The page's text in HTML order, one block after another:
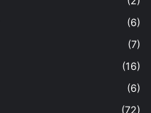
(6)
(7)
(16)
(6)
(72)